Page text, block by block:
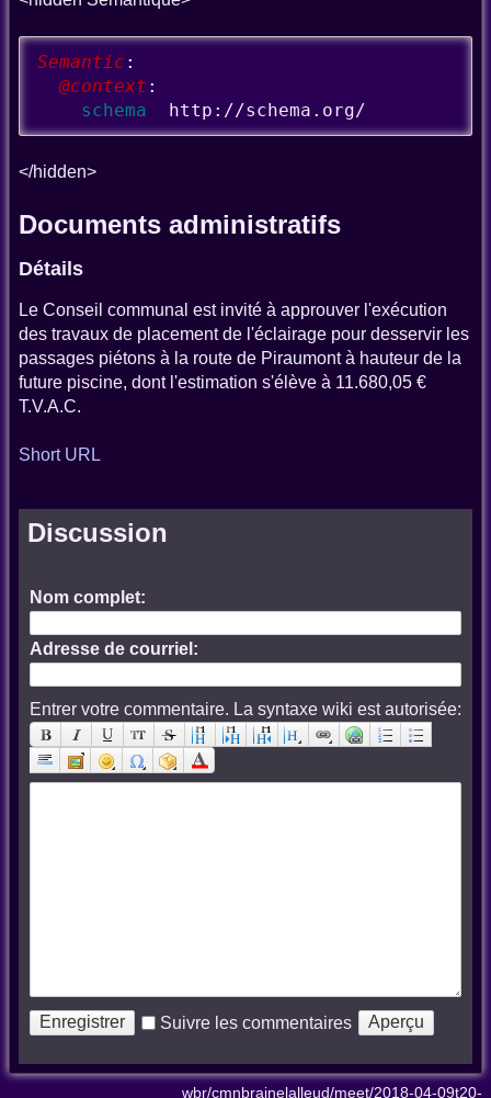
Semantic :
  @context
:
    schema
: http://schema.org/
</hidden>
Documents administratifs
Détails
Le Conseil communal est invité à approuver l'exécution
des travaux de placement de l'éclairage pour desservir les
passages piétons à la route de Piraumont à hauteur de la
future piscine, dont l'estimation s'élève à 11.680,05 €
T.V.A.C.
Short URL
Discussion
Nom complet:
Adresse de courriel:
Entrer votre commentaire. La syntaxe wiki est autorisée:
Suivre les commentaires
wbr/cmnbrainelalleud/meet/2018-04-09t20-